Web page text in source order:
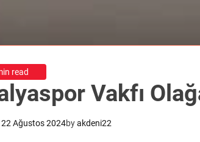
read
Vakfı
22 Ağustos 2024byakdeni22